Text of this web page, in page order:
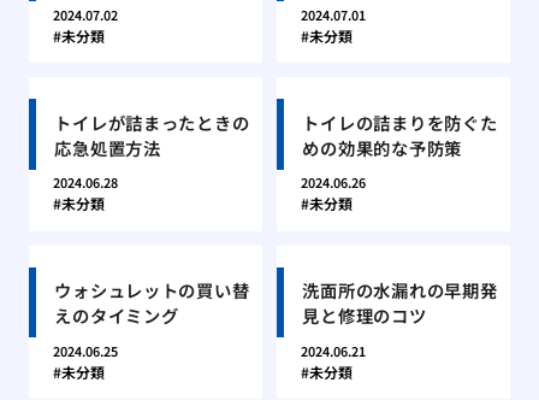
2024.07.02
未分類
2024.07.01
未分類
トイレが詰まったときの
応急処置方法
2024.06.28
未分類
トイレの詰まりを防ぐた
めの効果的な予防策
2024.06.26
未分類
ウォシュレットの買い替
えのタイミング
2024.06.25
未分類
洗面所の水漏れの早期発
見と修理のコツ
2024.06.21
未分類